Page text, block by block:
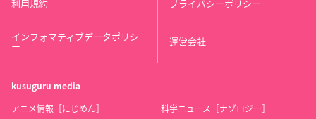
利用規約 プライバシーポリシー
インフォマティブデータポリシ
ー 運営会社
kusuguru media
アニメ情報［にじめん］ 科学ニュース［ナゾロジー］